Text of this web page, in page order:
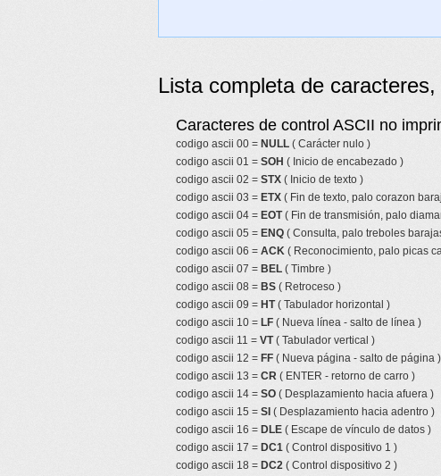
Lista completa de
Caracteres de control ASCII no
codigo ascii 00 = NULL ( Carácter nulo )
codigo ascii 01 = SOH ( Inicio de encabezado )
codigo ascii 02 = STX ( Inicio de texto )
codigo ascii 03 = ETX ( Fin de texto, palo corazon
codigo ascii 04 = EOT( Fin de transmisión, palo
codigo ascii 05 = ENQ ( Consulta, palo treboles
codigo ascii 06 = ACK ( Reconocimiento, palo picas
codigo ascii 07 = BEL ( Timbre )
codigo ascii 08 = BS ( Retroceso )
codigo ascii 09 = HT( Tabulador horizontal )
codigo ascii 10 = LF ( Nueva línea - salto de línea )
codigo ascii 11 = VT( Tabulador vertical )
codigo ascii 12 = FF ( Nueva página - salto de página )
codigo ascii 13 = CR ( ENTER - retorno de carro )
codigo ascii 14 = SO ( Desplazamiento hacia afuera )
codigo ascii 15 = SI ( Desplazamiento hacia adentro )
codigo ascii 16 = DLE ( Escape de vínculo de datos )
codigo ascii 17 = DC1 ( Control dispositivo 1 )
codigo ascii 18 = DC2 ( Control dispositivo 2 )